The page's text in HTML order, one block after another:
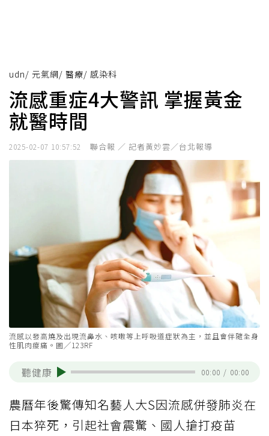
udn/ 元氣網/ 醫療/ 感染科
流感重症4大警訊 掌握黃金
就醫時間
2025-02-07 10:57:52 聯合報 ／ 記者黃妙雲／台北報導
流感以發高燒及出現流鼻水、咳嗽等上呼吸道症狀為主，並且會伴隨全身
性肌肉痠痛。圖╱123RF
聽健康 00:00 / 00:00
農曆年後驚傳知名藝人大S因流感併發肺炎在
日本猝死，引起社會震驚、國人搶打疫苗